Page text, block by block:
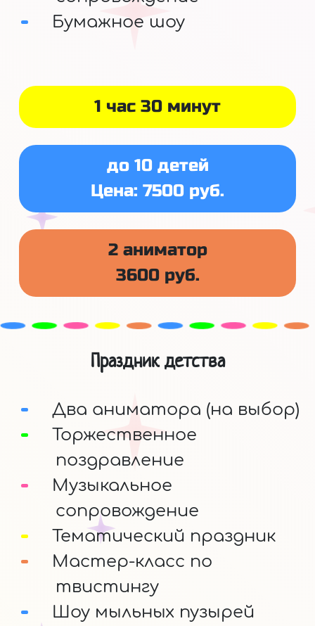
1 час 30 минут
до 10 детей
Цена: 7500 руб.
2 аниматор
3600 руб.
Бумажное шоу
Праздник детства
Два аниматора (на выбор)
Торжественное
поздравление
Музыкальное
сопровождение
Тематический праздник
Мастер-класс по
твистингу
Шоу мыльных пузырей